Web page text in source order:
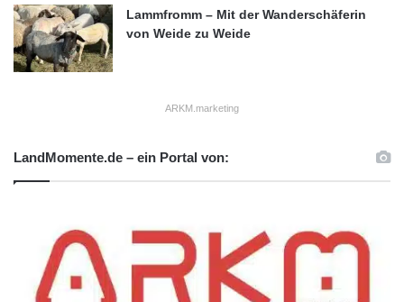
Lammfromm – Mit der Wanderschäferin
von Weide zu Weide
ARKM.marketing
LandMomente.de – ein Portal von: